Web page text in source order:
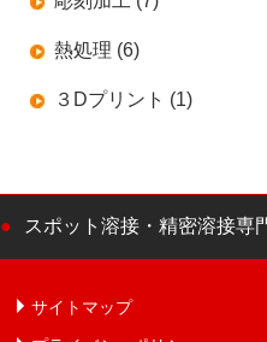
熱処理 (6)
３Dプリント (1)
スポット溶接・精密溶接専
サイトマップ